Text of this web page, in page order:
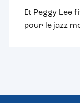
Et Peggy Lee
pour le jazz